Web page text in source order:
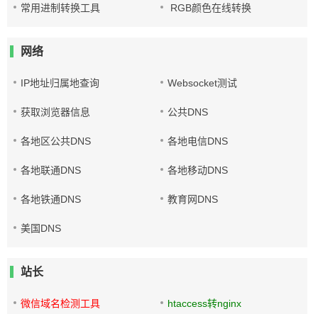
常用进制转换工具 RGB颜色在线转换
网络
IP地址归属地查询 Websocket测试
获取浏览器信息 公共DNS
各地区公共DNS 各地电信DNS
各地联通DNS 各地移动DNS
各地铁通DNS 教育网DNS
美国DNS
站长
微信域名检测工具 htaccess转nginx